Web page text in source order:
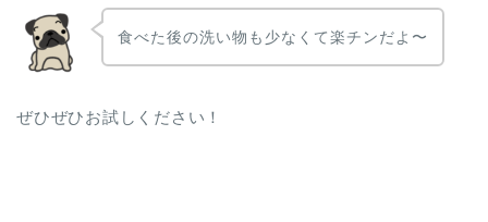
食べた後の洗い物も少なくて楽チンだよ〜
ぜひぜひお試しください！